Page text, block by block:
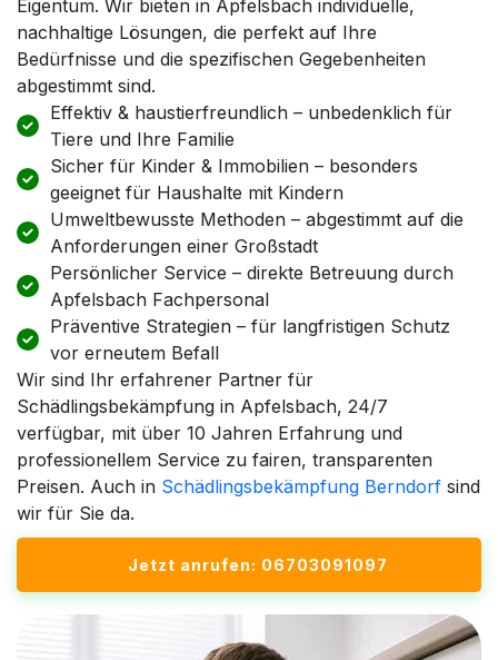
Eigentum. Wir bieten in Apfelsbach individuelle,
nachhaltige Lösungen, die perfekt auf Ihre
Bedürfnisse und die spezifischen Gegebenheiten
abgestimmt sind.
Effektiv & haustierfreundlich – unbedenklich für
Tiere und Ihre Familie
Sicher für Kinder & Immobilien – besonders
geeignet für Haushalte mit Kindern
Umweltbewusste Methoden – abgestimmt auf die
Anforderungen einer Großstadt
Persönlicher Service – direkte Betreuung durch
Apfelsbach Fachpersonal
Präventive Strategien – für langfristigen Schutz
vor erneutem Befall
Wir sind Ihr erfahrener Partner für
Schädlingsbekämpfung in Apfelsbach, 24/7
verfügbar, mit über 10 Jahren Erfahrung und
professionellem Service zu fairen, transparenten
Preisen. Auch in Schädlingsbekämpfung Berndorf sind
wir für Sie da.
Jetzt anrufen: 06703091097